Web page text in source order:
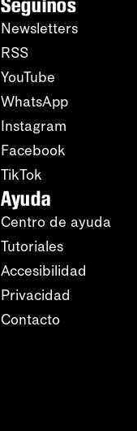
Seguinos
Newsletters
RSS
YouTube
WhatsApp
Instagram
Facebook
TikTok
Ayuda
Centro de ayuda
Tutoriales
Accesibilidad
Privacidad
Contacto